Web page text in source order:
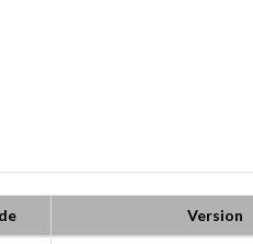
Version